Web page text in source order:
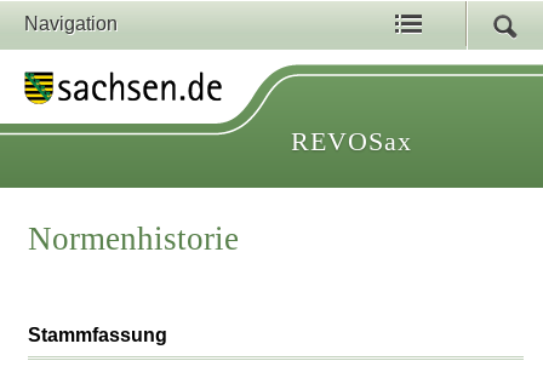
Navigation
REVOSax
Normenhistorie
Stammfassung